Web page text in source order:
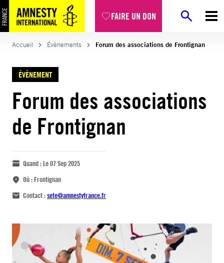
FAIRE UN DON
Accueil Évènements Forum des associations de Frontignan
ÉVÈNEMENT
Forum des associations
de Frontignan
Quand :Le 07 Sep 2025
Où :Frontignan
Contact :sete@amnestyfrance.fr